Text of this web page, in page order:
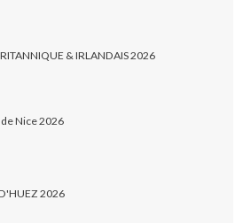
& IRLANDAIS 2026
Nice 2026
D'HUEZ 2026